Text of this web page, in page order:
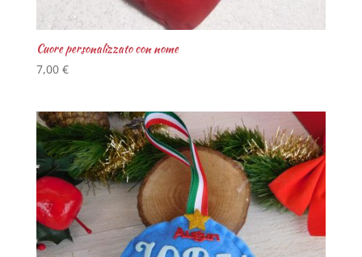
Cuore personalizzato con nome
7,00 €